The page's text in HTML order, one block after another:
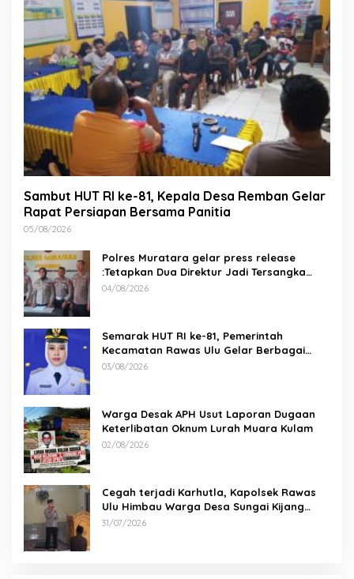
Sambut HUT RI ke-81, Kepala Desa Remban Gelar
Rapat Persiapan Bersama Panitia
05/08/2026
Polres Muratara gelar press release
:Tetapkan Dua Direktur Jadi Tersangka
Kecelakaan Maut antara Bus ALS dan
04/08/2026
Semarak HUT RI ke-81, Pemerintah
Kecamatan Rawas Ulu Gelar Berbagai
Lomba
03/08/2026
Warga Desak APH Usut Laporan Dugaan
Keterlibatan Oknum Lurah Muara Kulam
02/08/2026
Cegah terjadi Karhutla, Kapolsek Rawas
Ulu Himbau Warga Desa Sungai Kijang
Sesuai Maklumat Kapolda Sumsel
31/07/2026